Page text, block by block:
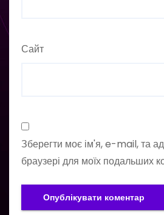
Сайт
Зберегти моє ім'я, e-mail, та
браузері для моїх подальших